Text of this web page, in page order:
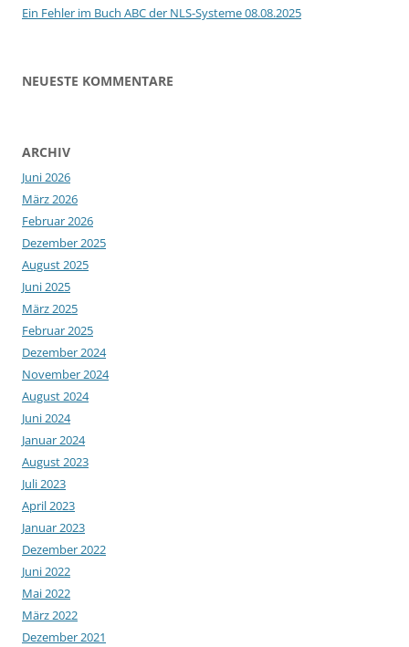
Ein Fehler im Buch ABC der NLS-Systeme 08.08.2025
NEUESTE KOMMENTARE
ARCHIV
Juni 2026
März 2026
Februar 2026
Dezember 2025
August 2025
Juni 2025
März 2025
Februar 2025
Dezember 2024
November 2024
August 2024
Juni 2024
Januar 2024
August 2023
Juli 2023
April 2023
Januar 2023
Dezember 2022
Juni 2022
Mai 2022
März 2022
Dezember 2021